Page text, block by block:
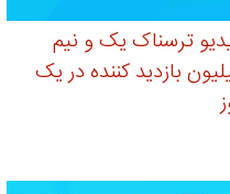
ترسناک یک و نیم
بازدید کننده در یک